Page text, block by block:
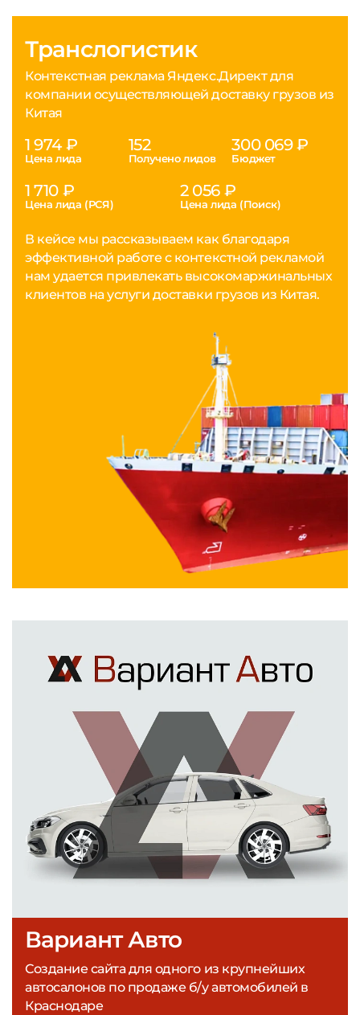
Транслогистик
Контекстная реклама Яндекс.Директ для
компании осуществляющей доставку грузов из
Китая
1 974 ₽
Цена лида
152
Получено лидов
300 069 ₽
Бюджет
1 710 ₽
Цена лида (РСЯ)
2 056 ₽
Цена лида (Поиск)
В кейсе мы рассказываем как благодаря
эффективной работе с контекстной рекламой
нам удается привлекать высокомаржинальных
клиентов на услуги доставки грузов из Китая.
Вариант Авто
Создание сайта для одного из крупнейших
автосалонов по продаже б/у автомобилей в
Краснодаре